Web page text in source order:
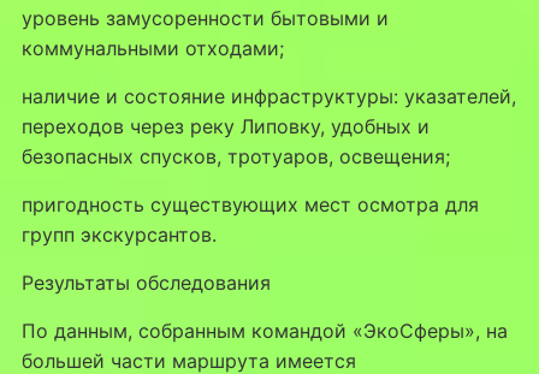
уровень замусоренности бытовыми и
коммунальными отходами;
наличие и состояние инфраструктуры: указателей,
переходов через реку Липовку, удобных и
безопасных спусков, тротуаров, освещения;
пригодность существующих мест осмотра для
групп экскурсантов.
Результаты обследования
По данным, собранным командой «ЭкоСферы», на
большей части маршрута имеется